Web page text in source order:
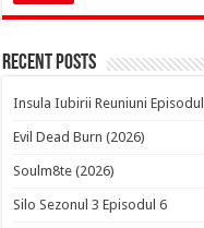
Recent Posts
Insula Iubirii Reuniuni
Evil Dead Burn (2026)
Soulm8te (2026)
Silo Sezonul 3 Episodul 6